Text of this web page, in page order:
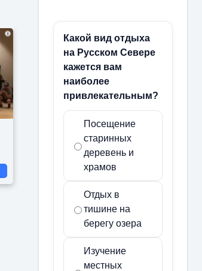
i
Какой вид отдыха
на Русском Севере
кажется вам
наиболее
привлекательным?
Посещение
старинных
деревень и
храмов
Отдых в
тишине на
берегу озера
Изучение
местных